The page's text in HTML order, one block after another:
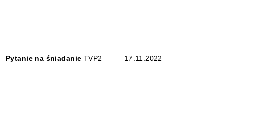
Pytanie na śniadanie TVP2 17.11.2022